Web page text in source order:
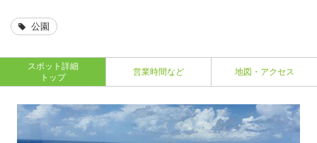
公園
スポット詳細
トップ
営業時間など 地図・アクセス